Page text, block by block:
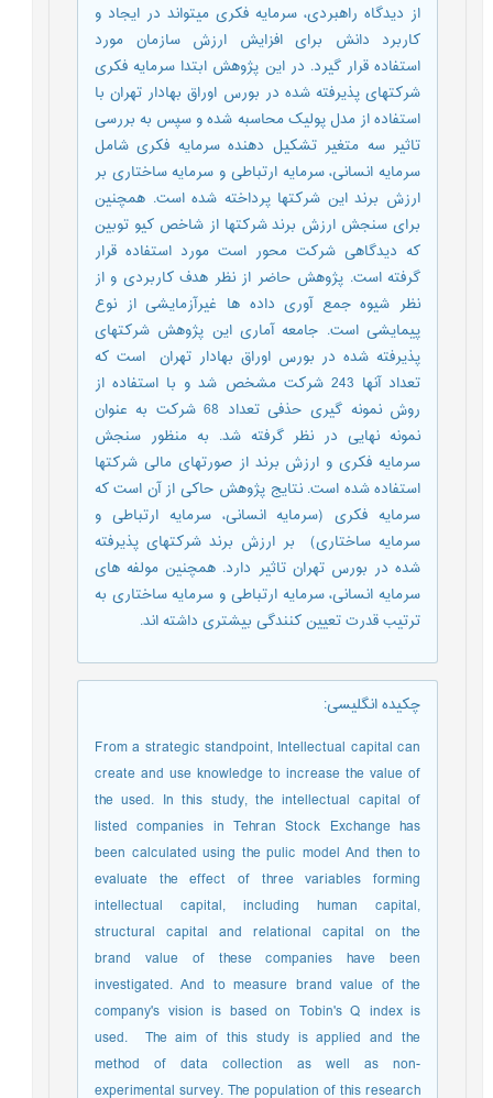
از دیدگاه راهبردی، سرمایه فکری می­تواند در ایجاد و
کاربرد دانش برای افزایش ارزش سازمان مورد
استفاده قرار گیرد. در این پژوهش ابتدا سرمایه فکری
شرکت­های پذیرفته شده در بورس اوراق بهادار تهران با
استفاده از مدل پولیک محاسبه شده و سپس به بررسی
تاثیر سه متغیر تشکیل دهنده سرمایه فکری شامل
سرمایه انسانی، سرمایه ارتباطی و سرمایه ساختاری بر
ارزش برند این شرکت­ها پرداخته شده است. همچنین
برای سنجش ارزش برند شرکتها از شاخص کیو توبین
که دیدگاهی شرکت محور است مورد استفاده قرار
گرفته است. پژوهش حاضر از نظر هدف کاربردی و از
نظر شیوه جمع آوری داده ها غیرآزمایشی از نوع
پیمایشی است. جامعه آماری این پژوهش شرکت­های
پذیرفته شده در بورس اوراق بهادار تهران است که
تعداد آنها 243 شرکت مشخص شد و با استفاده از
روش نمونه گیری حذفی تعداد 68 شرکت به عنوان
نمونه نهایی در نظر گرفته شد. به منظور سنجش
سرمایه فکری و ارزش برند از صورت­های مالی شرکت­ها
استفاده شده است. نتایج پژوهش حاکی از آن است که
سرمایه فکری (سرمایه انسانی، سرمایه ارتباطی و
سرمایه ساختاری) بر ارزش برند شرکت­های پذیرفته
شده در بورس تهران تاثیر دارد. همچنین مولفه های
سرمایه انسانی، سرمایه ارتباطی و سرمایه ساختاری به
ترتیب قدرت تعیین کنندگی بیشتری داشته اند.
چکیده انگلیسی:
From a strategic standpoint, Intellectual capital can
create and use knowledge to increase the value of
the used. In this study, the intellectual capital of
listed companies in Tehran Stock Exchange has
been calculated using the pulic model And then to
evaluate the effect of three variables forming
intellectual capital, including human capital,
structural capital and relational capital on the
brand value of these companies have been
investigated. And to measure brand value of the
company's vision is based on Tobin's Q index is
used. The aim of this study is applied and the
method of data collection as well as non-
experimental survey. The population of this research